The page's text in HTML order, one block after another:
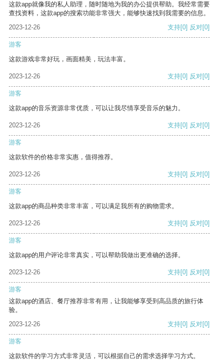
这款app就像我的私人助理，随时随地为我的办公提供帮助。我经常需要
查找资料，这款app的搜索功能非常强大，能够快速找到我需要的信息。
2023-12-26
支持[0] 反对[0]
游客
这款游戏非常好玩，画面精美，玩法丰富。
2023-12-26 支持[0] 反对[0]
游客
这款app的音乐资源非常优质，可以让我尽情享受音乐的魅力。
2023-12-26 支持[0] 反对[0]
游客
这款软件的价格非常实惠，值得推荐。
2023-12-26 支持[0] 反对[0]
游客
这款app的商品种类非常丰富，可以满足我所有的购物需求。
2023-12-26 支持[0] 反对[0]
游客
这款app的用户评论非常真实，可以帮助我做出更准确的选择。
2023-12-26 支持[0] 反对[0]
游客
这款app的酒店、餐厅推荐非常有用，让我能够享受到高品质的旅行体
验。
2023-12-26
支持[0] 反对[0]
游客
这款软件的学习方式非常灵活，可以根据自己的需求选择学习方式。